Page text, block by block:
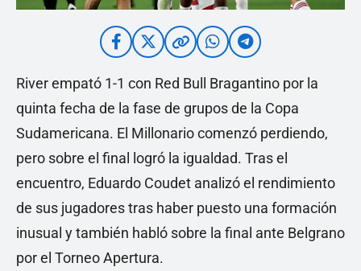
River empató 1-1 con Red Bull Bragantino por la
quinta fecha de la fase de grupos de la Copa
Sudamericana. El Millonario comenzó perdiendo,
pero sobre el final logró la igualdad. Tras el
encuentro, Eduardo Coudet analizó el rendimiento
de sus jugadores tras haber puesto una formación
inusual y también habló sobre la final ante Belgrano
por el Torneo Apertura.